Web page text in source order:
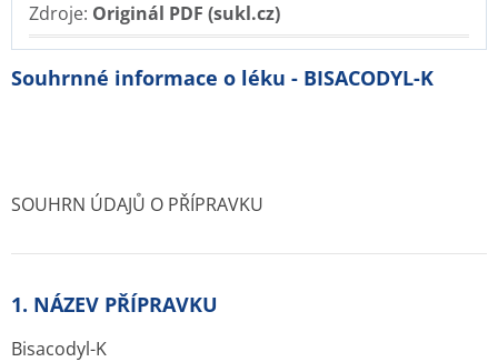
Zdroje: Originál PDF (sukl.cz)
Souhrnné informace o léku - BISACODYL-K
SOUHRN ÚDAJŮ O PŘÍPRAVKU
1. NÁZEV PŘÍPRAVKU
Bisacodyl-K